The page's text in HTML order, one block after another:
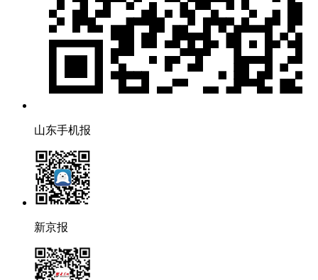
山东手机报
新京报